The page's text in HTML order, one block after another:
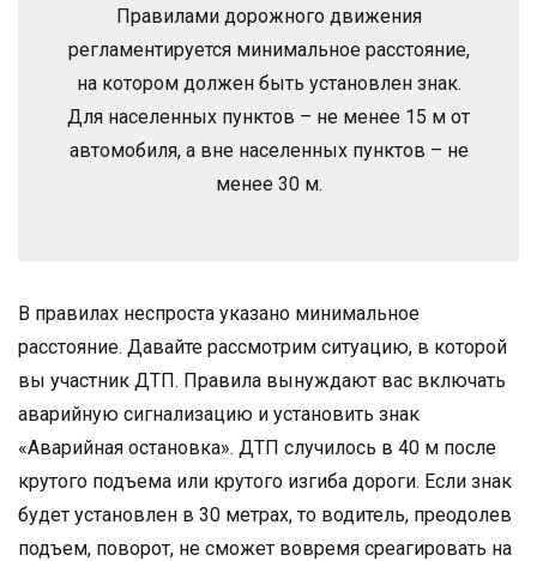
Правилами дорожного движения
регламентируется минимальное расстояние,
на котором должен быть установлен знак.
Для населенных пунктов – не менее 15 м от
автомобиля, а вне населенных пунктов – не
менее 30 м.
В правилах неспроста указано минимальное
расстояние. Давайте рассмотрим ситуацию, в которой
вы участник ДТП. Правила вынуждают вас включать
аварийную сигнализацию и установить знак
«Аварийная остановка». ДТП случилось в 40 м после
крутого подъема или крутого изгиба дороги. Если знак
будет установлен в 30 метрах, то водитель, преодолев
подъем, поворот, не сможет вовремя среагировать на